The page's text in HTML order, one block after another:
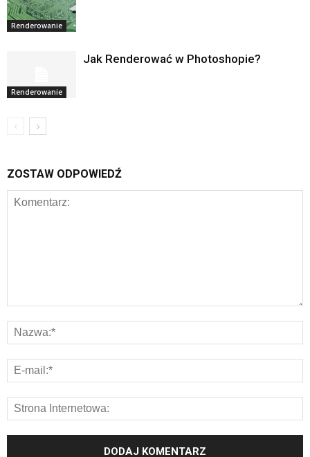
Renderowanie
Renderowanie
Jak Renderować w Photoshopie?
ZOSTAW ODPOWIEDŹ